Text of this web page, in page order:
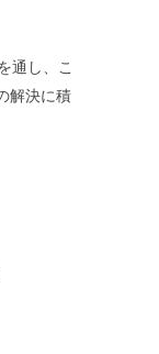
通し、こ
解決に積